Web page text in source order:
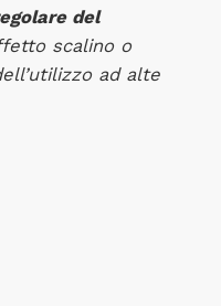
del
scalino o
ad alte